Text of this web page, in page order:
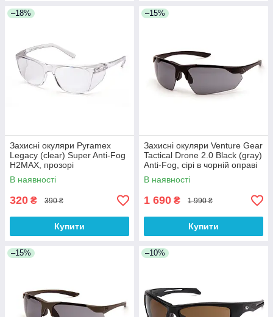
–18%
Захисні окуляри Pyramex
Legacy (clear) Super Anti-Fog
H2MAX, прозорі
В наявності
320 ₴ 390 ₴
Купити
–15%
Захисні окуляри Venture Gear
Tactical Drone 2.0 Black (gray)
Anti-Fog, сірі в чорній оправі
В наявності
1 690 ₴ 1 990 ₴
Купити
–15% –10%